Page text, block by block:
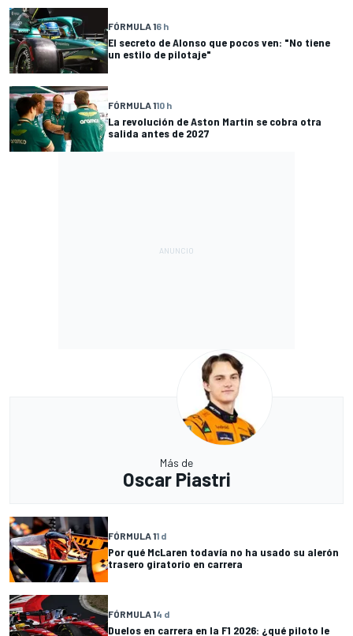
FÓRMULA 16 h
El secreto de Alonso que pocos ven: "No tiene
un estilo de pilotaje"
FÓRMULA 110 h
La revolución de Aston Martin se cobra otra
salida antes de 2027
Más de
Oscar Piastri
FÓRMULA 11 d
Por qué McLaren todavía no ha usado su alerón
trasero giratorio en carrera
FÓRMULA 14 d
Duelos en carrera en la F1 2026: ¿qué piloto le